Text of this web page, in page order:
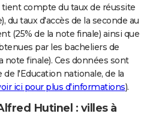
compte du taux de réussite
du taux d'accès de la seconde au
(25% de la note finale) ainsi que
par les bacheliers de
note finale). Ces données sont
l'Education nationale, de la
ici pour plus d'informations).
Hutinel : villes à